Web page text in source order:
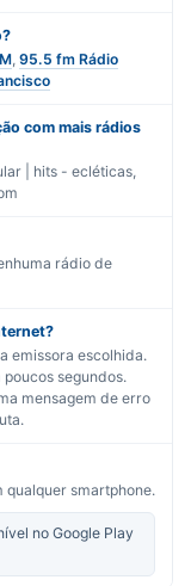
95.5 fm Rádio
com mais rádios
| hits - ecléticas
rádio de
emissora escolhida.
segundos.
mensagem de erro
qualquer smartphone.
no Google Play